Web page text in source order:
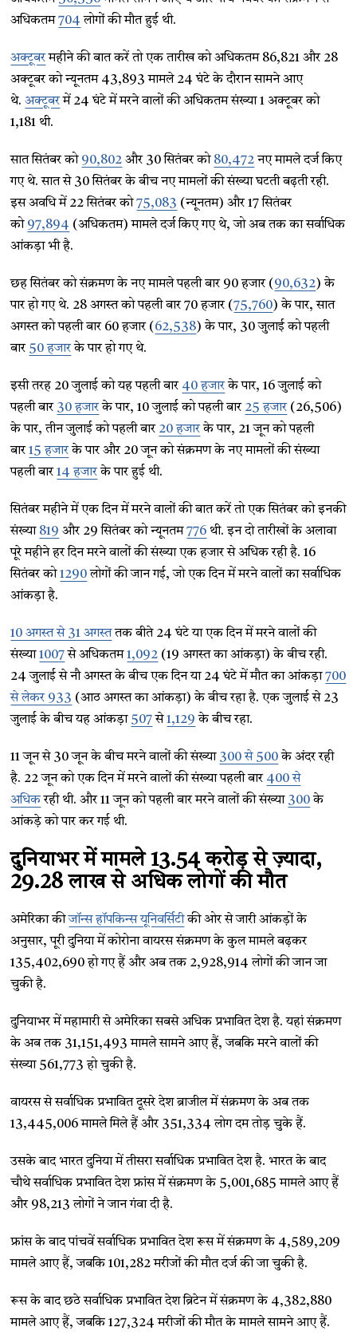
अधिकतम704 लोगों की मौत हुई थी.
अक्टूबरमहीने की बात करें तो एक तारीख को अधिकतम 86,821 और 28
अक्टूबर को न्यूनतम 43,893 मामले 24 घंटे के दौरान सामने आए
थे.अक्टूबरमें 24 घंटे में मरने वालों की अधिकतम संख्या 1 अक्टूबर को
1,181 थी.
सात सितंबर को 90,802 और 30 सितंबर को 80,472 नए मामले दर्ज किए
गए थे. सात से 30 सितंबर के बीच नए मामलों की संख्या घटती बढ़ती रही.
इस अवधि में 22 सितंबर को75,083 (न्यूनतम) और 17 सितंबर
को 97,894 (अधिकतम) मामले दर्ज किए गए थे, जो अब तक का सर्वाधिक
आंकड़ा भी है.
छह सितंबर को संक्रमण के नए मामले पहली बार 90 हजार ( 90,632) के
पार हो गए थे. 28 अगस्त को पहली बार 70 हजार (75,760) के पार, सात
अगस्त को पहली बार 60 हजार ( 62,538) के पार, 30 जुलाई को पहली
बार 50 हजारके पार हो गए थे.
इसी तरह 20 जुलाई को यह पहली बार 40 हजारके पार, 16 जुलाई को
पहली बार 30 हजारके पार, 10 जुलाई को पहली बार 25 हजार(26,506)
के पार, तीन जुलाई को पहली बार 20 हजारके पार, 21 जून को पहली
बार15 हजारके पार और 20 जून को संक्रमण के नए मामलों की संख्या
पहली बार14 हजारके पार हुई थी.
सितंबर महीने में एक दिन में मरने वालों की बात करें तो एक सितंबर को इनकी
संख्या 819 और 29 सितंबर को न्यूनतम776 थी. इन दो तारीखों के अलावा
पूरे महीने हर दिन मरने वालों की संख्या एक हजार से अधिक रही है. 16
सितंबर को1290लोगों की जान गई, जो एक दिन में मरने वालों का सर्वाधिक
आंकड़ा है.
10 अगस्त से 31 अगस्ततक बीते 24 घंटे या एक दिन में मरने वालों की
संख्या1007से अधिकतम1,092 (19 अगस्त का आंकड़ा) के बीच रही.
24 जुलाई से नौ अगस्त के बीच एक दिन या 24 घंटे में मौत का आंकड़ा700
से लेकर 933 (आठ अगस्त का आंकड़ा) के बीच रहा है. एक जुलाई से 23
जुलाई के बीच यह आंकड़ा 507से1,129 के बीच रहा.
11 जून से 30 जून के बीच मरने वालों की संख्या 300 से 500के अंदर रही
है. 22 जून को एक दिन में मरने वालों की संख्या पहली बार 400 से
अधिकरही थी. और 11 जून को पहली बार मरने वालों की संख्या 300के
आंकड़े को पार कर गई थी.
दुनियाभर में मामले 13.54 करोड़ से ज़्यादा,
29.28 लाख से अधिक लोगों की मौत
अमेरिका कीजॉन्स हॉपकिन्स यूनिवर्सिटीकी ओर से जारी आंकड़ों के
अनुसार, पूरी दुनिया में कोरोना वायरस संक्रमण के कुल मामले बढ़कर
135,402,690 हो गए हैं और अब तक 2,928,914 लोगों की जान जा
चुकी है.
दुनियाभर में महामारी से अमेरिका सबसे अधिक प्रभावित देश है. यहां संक्रमण
के अब तक 31,151,493 मामले सामने आए हैं, जबकि मरने वालों की
संख्या 561,773 हो चुकी है.
वायरस से सर्वाधिक प्रभावित दूसरे देश ब्राजील में संक्रमण के अब तक
13,445,006 मामले मिले हैं और 351,334 लोग दम तोड़ चुके हैं.
उसके बाद भारत दुनिया में तीसरा सर्वाधिक प्रभावित देश है. भारत के बाद
चौथे सर्वाधिक प्रभावित देश फ्रांस में संक्रमण के 5,001,685 मामले आए हैं
और 98,213 लोगों ने जान गंवा दी है.
फ्रांस के बाद पांचवें सर्वाधिक प्रभावित देश रूस में संक्रमण के 4,589,209
मामले आए हैं, जबकि 101,282 मरीजों की मौत दर्ज की जा चुकी है.
रूस के बाद छठे सर्वाधिक प्रभावित देश ब्रिटेन में संक्रमण के 4,382,880
मामले आए हैं, जबकि 127,324 मरीजों की मौत के मामले सामने आए हैं.